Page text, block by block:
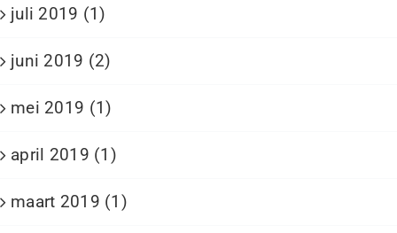
juli 2019 (1)
juni 2019 (2)
mei 2019 (1)
april 2019 (1)
maart 2019 (1)